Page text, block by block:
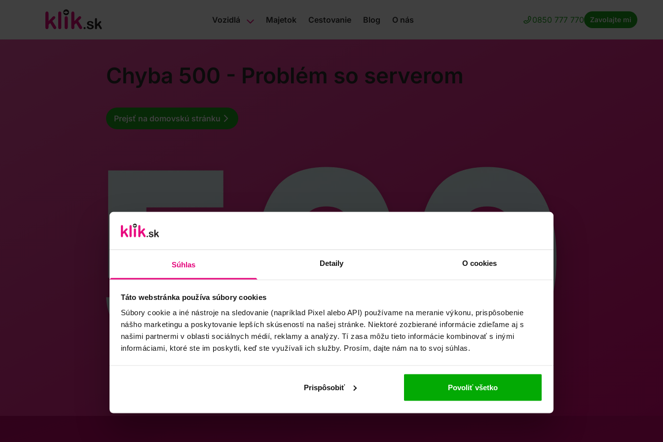
Súhlas Detaily O cookies
Táto webstránka používa súbory cookies
Súbory cookie a iné nástroje na sledovanie (napríklad Pixel alebo API) používame na meranie výkonu, prispôsobenie
nášho marketingu a poskytovanie lepších skúseností na našej stránke. Niektoré zozbierané informácie zdieľame aj s
našimi partnermi v oblasti sociálnych médií, reklamy a analýzy. Tí zasa môžu tieto informácie kombinovať s inými
informáciami, ktoré ste im poskytli, keď ste využívali ich služby. Prosím, dajte nám na to svoj súhlas.
Prispôsobiť Povoliť všetko
Vozidlá Majetok Cestovanie Blog O nás 0850 777 770 Zavolajte mi
Chyba 500 - Problém so serverom
Prejsť na domovskú stránku